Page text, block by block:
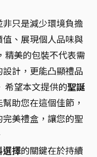
非只是減少環境負擔
、展現個人品味與
精美的包裝不代表需
計，更能凸顯禮品
希望本文提供的聖誕
助您在這個佳節，
美禮盒，讓您的聖
選擇的關鍵在於持續